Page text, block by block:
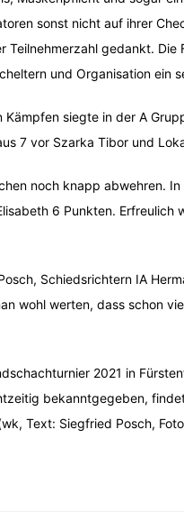
sonst nicht auf ihrer
gedankt. Die
und Organisation ein
siegte in der A
7 vor Szarka Tibor und
noch knapp abwehren.
6 Punkten. Erfreulich
Schiedsrichtern IA
wohl werten, dass schon
2021 in
bekanntgegeben,
Text: Siegfried Posch,